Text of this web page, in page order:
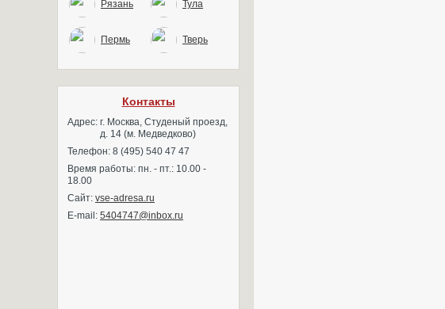
Рязань Тула
Пермь Тверь
Контакты
Адрес: г. Москва, Студеный проезд,
д. 14 (м. Медведково)
Телефон: 8 (495) 540 47 47
Время работы: пн. - пт.: 10.00 -
18.00
Сайт: vse-adresa.ru
E-mail: 5404747@inbox.ru